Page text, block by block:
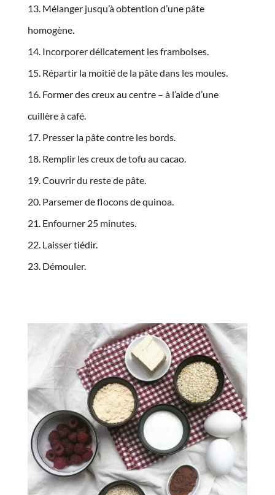
Mélanger jusqu’à obtention d’une pâte
homogène.
Incorporer délicatement les framboises.
Répartir la moitié de la pâte dans les moules.
Former des creux au centre – à l’aide d’une
cuillère à café.
Presser la pâte contre les bords.
Remplir les creux de tofu au cacao.
Couvrir du reste de pâte.
Parsemer de flocons de quinoa.
Enfourner 25 minutes.
Laisser tiédir.
Démouler.